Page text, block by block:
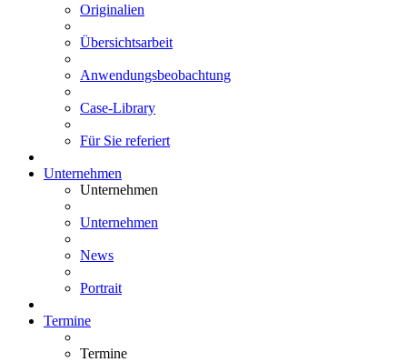
Originalien
Übersichtsarbeit
Anwendungsbeobachtung
Case-Library
Für Sie referiert
Unternehmen
Unternehmen
Unternehmen
News
Portrait
Termine
Termine